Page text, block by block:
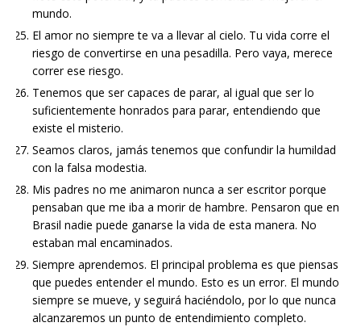
mundo.
El amor no siempre te va a llevar al cielo. Tu vida corre el
riesgo de convertirse en una pesadilla. Pero vaya, merece
correr ese riesgo.
Tenemos que ser capaces de parar, al igual que ser lo
suficientemente honrados para parar, entendiendo que
existe el misterio.
Seamos claros, jamás tenemos que confundir la humildad
con la falsa modestia.
Mis padres no me animaron nunca a ser escritor porque
pensaban que me iba a morir de hambre. Pensaron que en
Brasil nadie puede ganarse la vida de esta manera. No
estaban mal encaminados.
Siempre aprendemos. El principal problema es que piensas
que puedes entender el mundo. Esto es un error. El mundo
siempre se mueve, y seguirá haciéndolo, por lo que nunca
alcanzaremos un punto de entendimiento completo.